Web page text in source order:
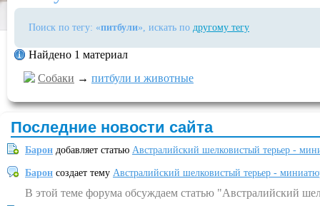
Поиск по тегу: «питбули», искать по другому тегу
Найдено 1 материал
Собаки → питбули и животные
Последние новости сайта
Барон добавляет статью Австралийский шелковистый терьер -
Барон создает тему Австралийский шелковистый терьер -
В этой теме форума обсуждаем статью "Австралийский